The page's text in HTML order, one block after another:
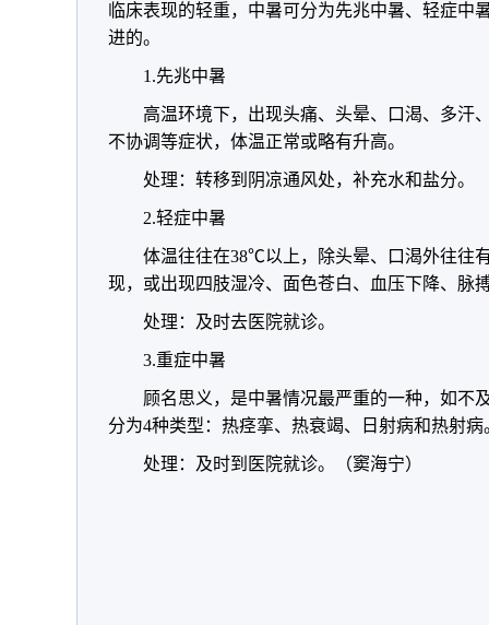
临床表现的轻重，中暑可分为先兆中暑、轻症中
进的。
1.先兆中暑
高温环境下，出现头痛、头晕、口渴、多汗
不协调等症状，体温正常或略有升高。
处理：转移到阴凉通风处，补充水和盐分。
2.轻症中暑
体温往往在38℃以上，除头晕、口渴外往往
现，或出现四肢湿冷、面色苍白、血压下降、脉
处理：及时去医院就诊。
3.重症中暑
顾名思义，是中暑情况最严重的一种，如不
分为4种类型：热痉挛、热衰竭、日射病和热射病
处理：及时到医院就诊。（窦海宁）